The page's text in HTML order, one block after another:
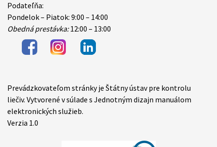
Podateľňa:
Pondelok – Piatok: 9:00 – 14:00
Obedná prestávka:12:00 – 13:00
Items
Prevádzkovateľom stránky je Štátny ústav pre kontrolu
liečiv. Vytvorené v súlade s Jednotným dizajn manuálom
elektronických služieb.
Verzia 1.0